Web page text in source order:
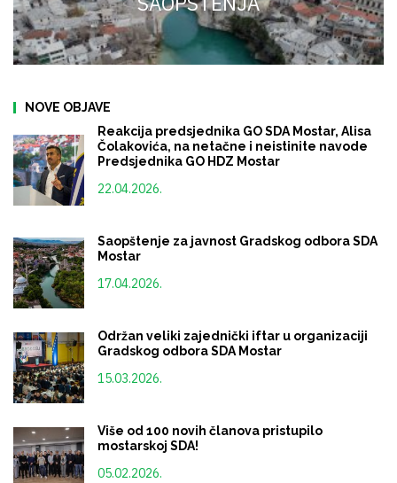
NOVE OBJAVE
Reakcija predsjednika GO SDA Mostar, Alisa
Čolakovića, na netačne i neistinite navode
Predsjednika GO HDZ Mostar
22.04.2026.
Saopštenje za javnost Gradskog odbora SDA
Mostar
17.04.2026.
Održan veliki zajednički iftar u organizaciji
Gradskog odbora SDA Mostar
15.03.2026.
Više od 100 novih članova pristupilo
mostarskoj SDA!
05.02.2026.